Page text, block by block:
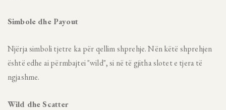
Simbole dhe Payout
Njërja simboli tjetre ka për qellim shprehje. Nën këtë shprehjen
është edhe ai përmbajtei "wild", si në të gjitha slotet e tjera të
ngjashme.
Wild dhe Scatter